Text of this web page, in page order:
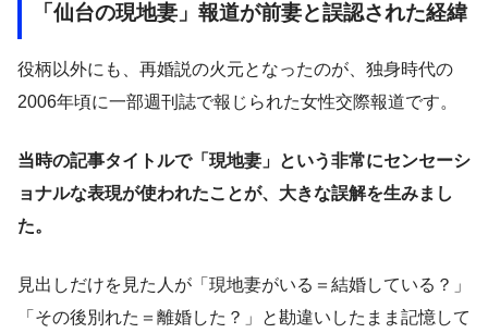
「仙台の現地妻」報道が前妻と誤認された経緯
役柄以外にも、再婚説の火元となったのが、独身時代の
2006年頃に一部週刊誌で報じられた女性交際報道です。
当時の記事タイトルで「現地妻」という非常にセンセーシ
ョナルな表現が使われたことが、大きな誤解を生みまし
た。
見出しだけを見た人が「現地妻がいる＝結婚している？」
「その後別れた＝離婚した？」と勘違いしたまま記憶して